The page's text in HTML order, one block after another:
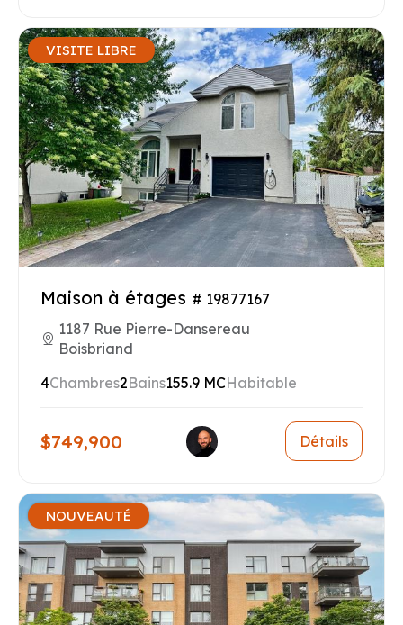
VISITE LIBRE
Maison à étages # 19877167
1187 Rue Pierre-Dansereau
Boisbriand
4Chambres2Bains155.9 MCHabitable
$749,900 Détails
NOUVEAUTÉ